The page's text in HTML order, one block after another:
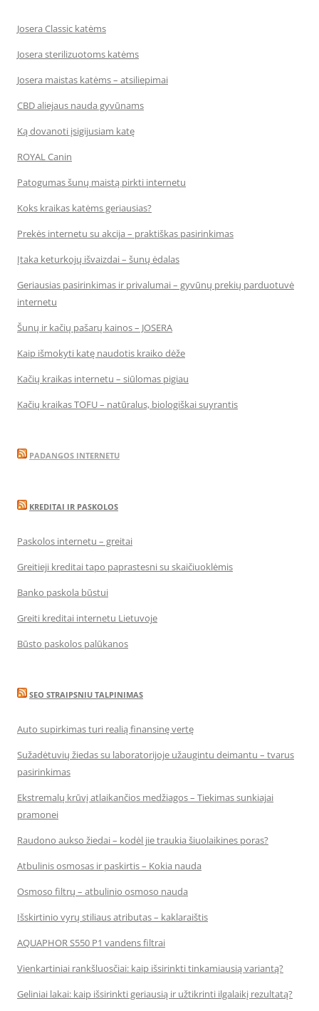
Josera Classic katėms
Josera sterilizuotoms katėms
Josera maistas katėms – atsiliepimai
CBD aliejaus nauda gyvūnams
Ką dovanoti įsigijusiam katę
ROYAL Canin
Patogumas šunų maistą pirkti internetu
Koks kraikas katėms geriausias?
Prekės internetu su akcija – praktiškas pasirinkimas
Įtaka keturkojų išvaizdai – šunų ėdalas
Geriausias pasirinkimas ir privalumai – gyvūnų prekių parduotuvė
internetu
Šunų ir kačių pašarų kainos – JOSERA
Kaip išmokyti katę naudotis kraiko dėže
Kačių kraikas internetu – siūlomas pigiau
Kačių kraikas TOFU – natūralus, biologiškai suyrantis
PADANGOS INTERNETU
KREDITAI IR PASKOLOS
Paskolos internetu – greitai
Greitieji kreditai tapo paprastesni su skaičiuoklėmis
Banko paskola būstui
Greiti kreditai internetu Lietuvoje
Būsto paskolos palūkanos
SEO STRAIPSNIU TALPINIMAS
Auto supirkimas turi realią finansinę vertę
Sužadėtuvių žiedas su laboratorijoje užaugintu deimantu – tvarus
pasirinkimas
Ekstremalų krūvį atlaikančios medžiagos – Tiekimas sunkiajai
pramonei
Raudono aukso žiedai – kodėl jie traukia šiuolaikines poras?
Atbulinis osmosas ir paskirtis – Kokia nauda
Osmoso filtrų – atbulinio osmoso nauda
Išskirtinio vyrų stiliaus atributas – kaklaraištis
AQUAPHOR S550 P1 vandens filtrai
Vienkartiniai rankšluosčiai: kaip išsirinkti tinkamiausią variantą?
Geliniai lakai: kaip išsirinkti geriausią ir užtikrinti ilgalaikį rezultatą?